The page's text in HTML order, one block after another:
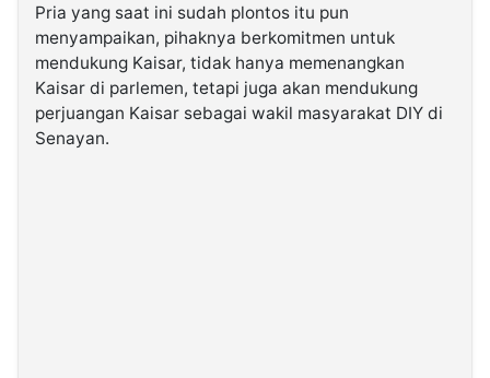
Pria yang saat ini sudah plontos itu pun
menyampaikan, pihaknya berkomitmen untuk
mendukung Kaisar, tidak hanya memenangkan
Kaisar di parlemen, tetapi juga akan mendukung
perjuangan Kaisar sebagai wakil masyarakat DIY di
Senayan.